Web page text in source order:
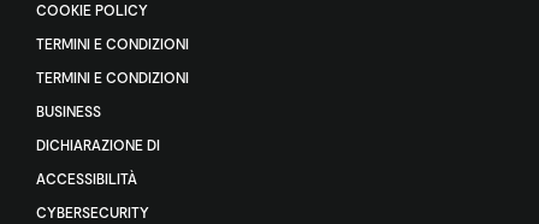
COOKIE POLICY
TERMINI E CONDIZIONI
TERMINI E CONDIZIONI
BUSINESS
DICHIARAZIONE DI
ACCESSIBILITÀ
CYBERSECURITY